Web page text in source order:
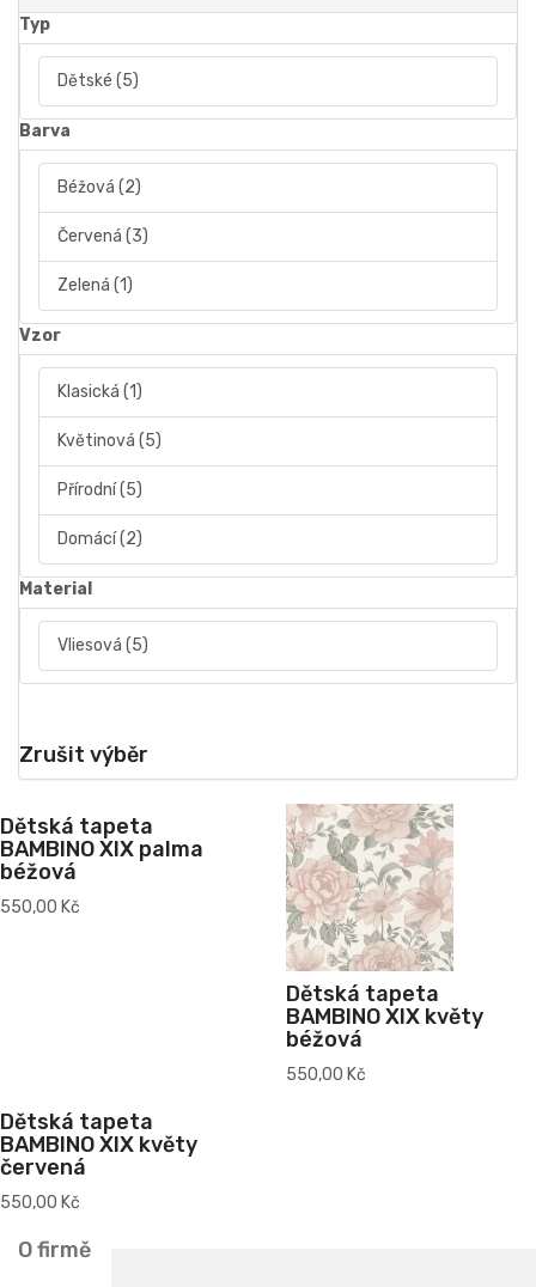
Typ
Dětské (5)
Barva
Béžová (2)
Červená (3)
Zelená (1)
Vzor
Klasická (1)
Květinová (5)
Přírodní(5)
Domácí(2)
Material
Vliesová (5)
Zrušit výběr
Dětská tapeta
BAMBINO XIX palma
béžová
550,00 Kč
Dětská tapeta
BAMBINO XIX květy
béžová
550,00 Kč
Dětská tapeta
BAMBINO XIX květy
červená
550,00 Kč
O firmě